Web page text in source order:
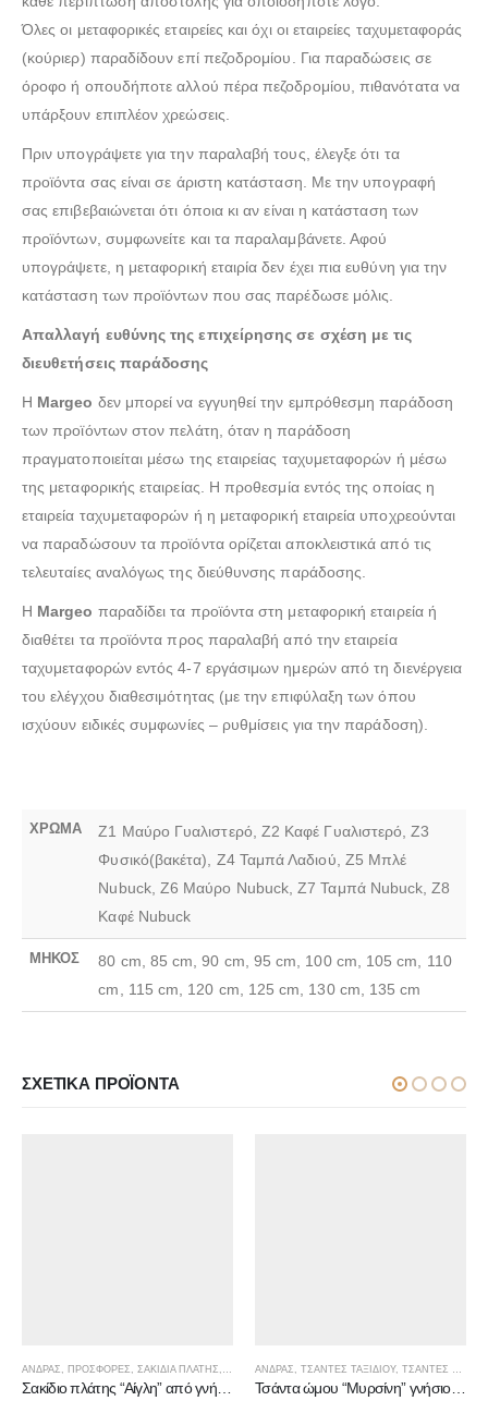
Όλες οι μεταφορικές εταιρείες και όχι οι εταιρείες ταχυμεταφοράς
(κούριερ) παραδίδουν επί πεζοδρομίου. Για παραδώσεις σε
όροφο ή οπουδήποτε αλλού πέρα πεζοδρομίου, πιθανότατα να
υπάρξουν επιπλέον χρεώσεις.
Πριν υπογράψετε για την παραλαβή τους, έλεγξε ότι τα
προϊόντα σας είναι σε άριστη κατάσταση. Με την υπογραφή
σας επιβεβαιώνεται ότι όποια κι αν είναι η κατάσταση των
προϊόντων, συμφωνείτε και τα παραλαμβάνετε. Αφού
υπογράψετε, η μεταφορική εταιρία δεν έχει πια ευθύνη για την
κατάσταση των προϊόντων που σας παρέδωσε μόλις.
Απαλλαγή ευθύνης της επιχείρησης σε σχέση με τις
διευθετήσεις παράδοσης
Η Margeo δεν μπορεί να εγγυηθεί την εμπρόθεσμη παράδοση
των προϊόντων στον πελάτη, όταν η παράδοση
πραγματοποιείται μέσω της εταιρείας ταχυμεταφορών ή μέσω
της μεταφορικής εταιρείας. Η προθεσμία εντός της οποίας η
εταιρεία ταχυμεταφορών ή η μεταφορική εταιρεία υποχρεούνται
να παραδώσουν τα προϊόντα ορίζεται αποκλειστικά από τις
τελευταίες αναλόγως της διεύθυνσης παράδοσης.
Η Margeo παραδίδει τα προϊόντα στη μεταφορική εταιρεία ή
διαθέτει τα προϊόντα προς παραλαβή από την εταιρεία
ταχυμεταφορών εντός 4-7 εργάσιμων ημερών από τη διενέργεια
του ελέγχου διαθεσιμότητας (με την επιφύλαξη των όπου
ισχύουν ειδικές συμφωνίες – ρυθμίσεις για την παράδοση).
ΧΡΩΜΑ
Z1 Μαύρο Γυαλιστερό, Z2 Καφέ Γυαλιστερό, Z3
Φυσικό(βακέτα), Ζ4 Ταμπά Λαδιού, Z5 Μπλέ
Nubuck, Z6 Μαύρο Nubuck, Ζ7 Ταμπά Nubuck, Z8
Καφέ Nubuck
ΜΗΚΟΣ
80 cm, 85 cm, 90 cm, 95 cm, 100 cm, 105 cm, 110
cm, 115 cm, 120 cm, 125 cm, 130 cm, 135 cm
ΣΧΕΤΙΚΆ ΠΡΟΪΌΝΤΑ
ΑΝΔΡΑΣ , ΠΡΟΣΦΟΡΕΣ , ΣΑΚΙΔΙΑ ΠΛΑΤΗΣ , ΣΑΚΙΔΙΑ ΠΛΑΤΗΣ
ΑΝΔΡΑΣ , ΤΣΑΝΤΕΣ ΤΑΞΙΔΙΟΥ, ΤΣΑΝΤΕΣ ΩΜΟΥ
Τσάντα ώμου “Μυρσίνη” γνήσιο δέρμα